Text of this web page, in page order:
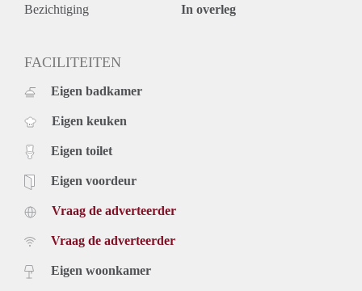
Bezichtiging In overleg
FACILITEITEN
Eigen badkamer
Eigen keuken
Eigen toilet
Eigen voordeur
Vraag de adverteerder
Vraag de adverteerder
Eigen woonkamer